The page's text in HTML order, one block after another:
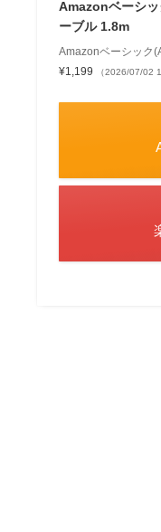
Amazonベーシ
ーブル 1.8m
Amazonベーシック
¥1,199
（2026/07/02